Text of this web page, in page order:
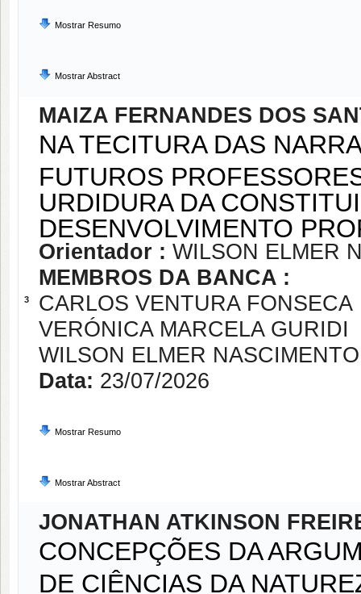
Mostrar Resumo
Mostrar Abstract
3
MAIZA FERNANDES DOS
NA TECITURA DAS
FUTUROS
URDIDURA DA
DESENVOLVIMENTO
Orientador : WILSON ELMER
MEMBROS DA BANCA :
CARLOS VENTURA FONSECA
VERÓNICA MARCELA GURIDI
WILSON ELMER NASCIMENTO
Data: 23/07/2026
Mostrar Resumo
Mostrar Abstract
JONATHAN ATKINSON
CONCEPÇÕES DA
DE CIÊNCIAS DA